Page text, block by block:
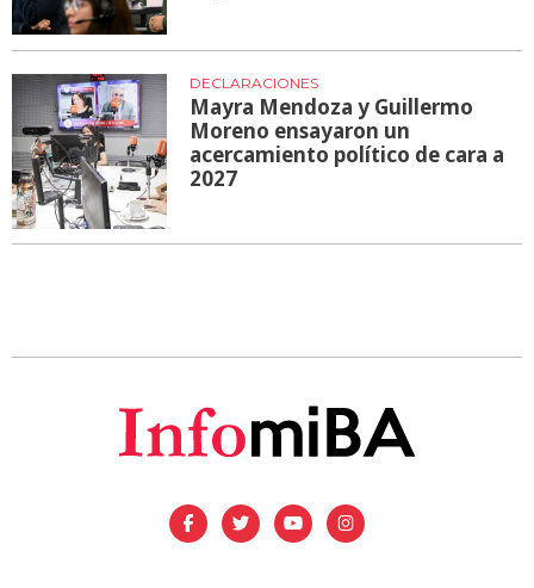
DECLARACIONES
Mayra Mendoza y Guillermo
Moreno ensayaron un
acercamiento político de cara a
2027